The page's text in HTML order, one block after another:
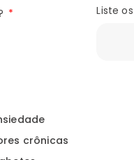
Liste
crônicas